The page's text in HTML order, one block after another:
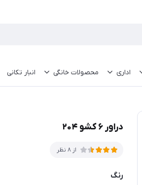
اداری محصولات خانگی انبار تکانی
دراور ۶ کشو ۲۰۴
از 8 نظر
رنگ